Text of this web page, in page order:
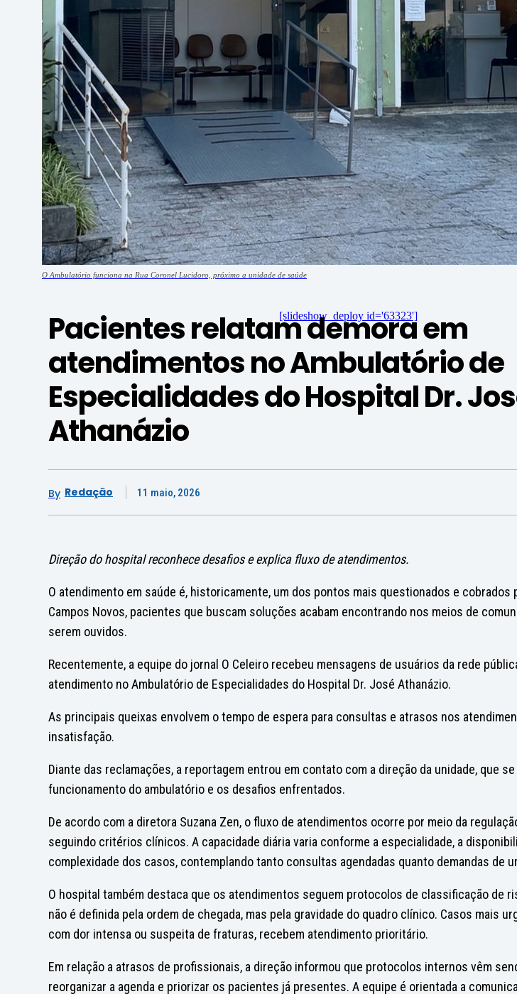
O Ambulatório funciona na Rua Coronel Lucidoro, próximo a unidade de saúde
[slideshow_deploy id='63323']
Pacientes relatam demora em
atendimentos no Ambulatório de
Especialidades do Hospital Dr.
Athanázio
By Redação 11 maio, 2026
Direção do hospital reconhece desafios e explica fluxo de atendimentos.
O atendimento em saúde é, historicamente, um dos pontos mais questionados e cobrados
Campos Novos, pacientes que buscam soluções acabam encontrando nos meios de
serem ouvidos.
Recentemente, a equipe do jornal O Celeiro recebeu mensagens de usuários da rede
atendimento no Ambulatório de Especialidades do Hospital Dr. José Athanázio.
As principais queixas envolvem o tempo de espera para consultas e atrasos nos
insatisfação.
Diante das reclamações, a reportagem entrou em contato com a direção da unidade, que
funcionamento do ambulatório e os desafios enfrentados.
De acordo com a diretora Suzana Zen, o fluxo de atendimentos ocorre por meio da
seguindo critérios clínicos. A capacidade diária varia conforme a especialidade, a
complexidade dos casos, contemplando tanto consultas agendadas quanto demandas de
O hospital também destaca que os atendimentos seguem protocolos de classificação de
não é definida pela ordem de chegada, mas pela gravidade do quadro clínico. Casos mais
com dor intensa ou suspeita de fraturas, recebem atendimento prioritário.
Em relação a atrasos de profissionais, a direção informou que protocolos internos vêm
reorganizar a agenda e priorizar os pacientes já presentes. A equipe é orientada a